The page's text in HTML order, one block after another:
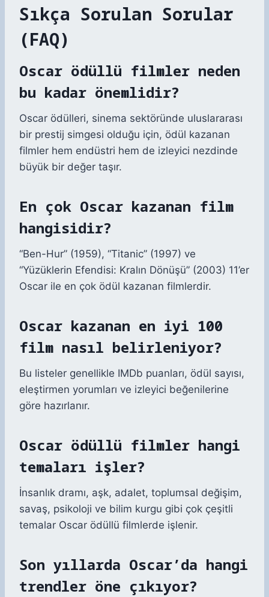
Sıkça Sorulan Sorular
(FAQ)
Oscar ödüllü filmler neden
bu kadar önemlidir?
Oscar ödülleri, sinema sektöründe uluslararası
bir prestij simgesi olduğu için, ödül kazanan
filmler hem endüstri hem de izleyici nezdinde
büyük bir değer taşır.
En çok Oscar kazanan film
hangisidir?
“Ben-Hur” (1959), “Titanic” (1997) ve
“Yüzüklerin Efendisi: Kralın Dönüşü” (2003) 11’er
Oscar ile en çok ödül kazanan filmlerdir.
Oscar kazanan en iyi 100
film nasıl belirleniyor?
Bu listeler genellikle IMDb puanları, ödül sayısı,
eleştirmen yorumları ve izleyici beğenilerine
göre hazırlanır.
Oscar ödüllü filmler hangi
temaları işler?
İnsanlık dramı, aşk, adalet, toplumsal değişim,
savaş, psikoloji ve bilim kurgu gibi çok çeşitli
temalar Oscar ödüllü filmlerde işlenir.
Son yıllarda Oscar’da hangi
trendler öne çıkıyor?